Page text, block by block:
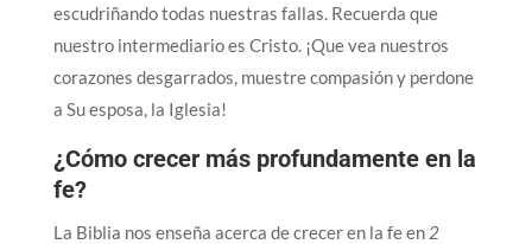
escudriñando todas nuestras fallas. Recuerda que
nuestro intermediario es Cristo. ¡Que vea nuestros
corazones desgarrados, muestre compasión y perdone
a Su esposa, la Iglesia!
¿Cómo crecer más profundamente en la
fe?
La Biblia nos enseña acerca de crecer en la fe en 2